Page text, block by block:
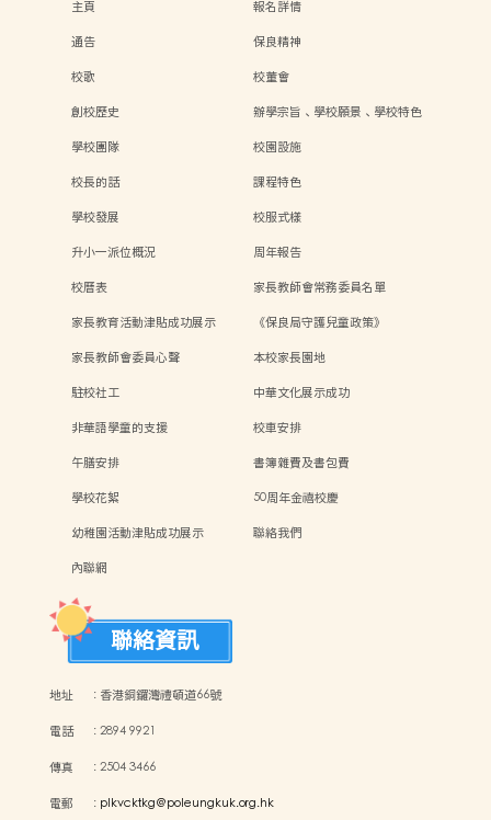
主頁
報名詳情
通告
保良精神
校歌
校董會
創校歷史
辦學宗旨、學校願景、學校特色
學校團隊
校園設施
校長的話
課程特色
學校發展
校服式樣
升小一派位概況
周年報告
校曆表
家長教師會常務委員名單
家長教育活動津貼成功展示
《保良局守護兒童政策》
家長教師會委員心聲
本校家長園地
駐校社工
中華文化展示成功
非華語學童的支援
校車安排
午膳安排
書簿雜費及書包費
學校花絮
50周年金禧校慶
幼稚園活動津貼成功展示
聯絡我們
內聯網
聯絡資訊
地址 : 香港銅鑼灣禮頓道66號
電話 :2894 9921
傳真 :2504 3466
電郵 : plkvcktkg@poleungkuk.org.hk